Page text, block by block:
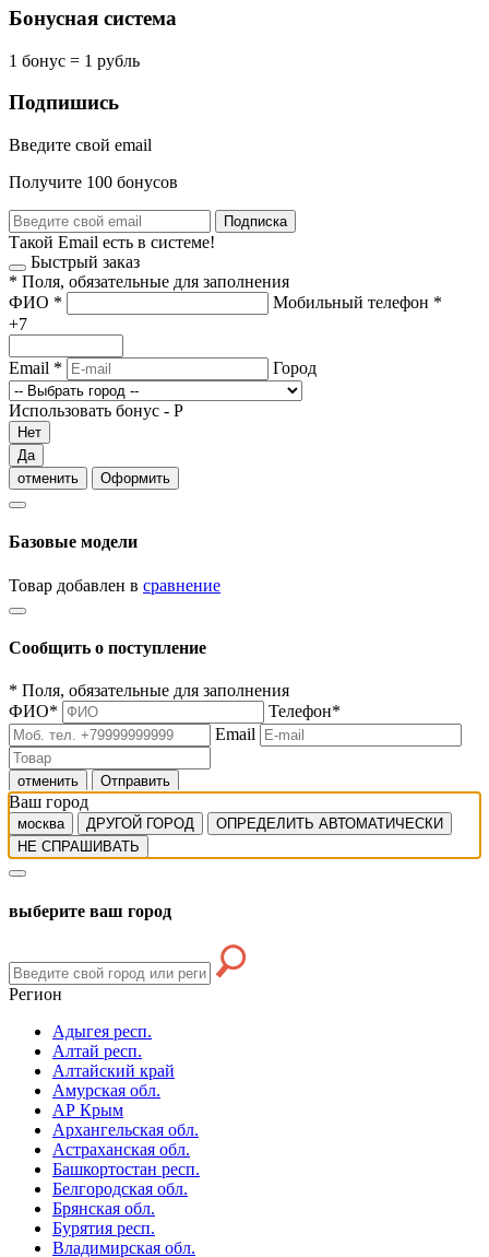
Бонусная система
1 бонус = 1 рубль
Подпишись
Введите свой email
Получите 100 бонусов
Подписка
Такой Email есть в системе!
Быстрый заказ
* Поля, обязательные для заполнения
ФИО * Мобильный телефон *
+7
Email * Город
Использовать бонус - Р
Нет
Да
отменить
Оформить
Базовые модели
Товар добавлен в сравнение
Сообщить о поступление
* Поля, обязательные для заполнения
ФИО* Телефон*
Email
отменить Отправить
Ваш город
москва ДРУГОЙ ГОРОД
ОПРЕДЕЛИТЬ АВТОМАТИЧЕСКИ
НЕ СПРАШИВАТЬ
выберите ваш город
Регион
Адыгея респ.
Алтай респ.
Алтайский край
Амурская обл.
АР Крым
Архангельская обл.
Астраханская обл.
Башкортостан респ.
Белгородская обл.
Брянская обл.
Бурятия респ.
Владимирская обл.